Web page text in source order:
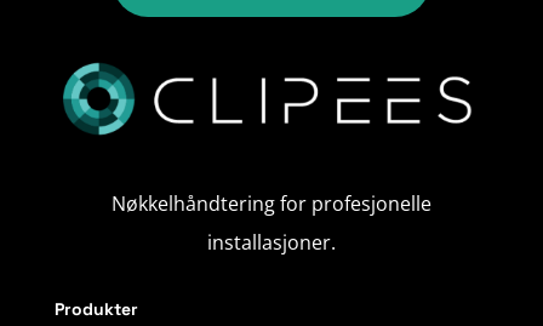
Nøkkelhåndtering for profesjonelle
installasjoner.
Produkter